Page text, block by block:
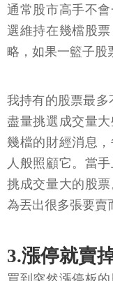
通常股市高手不
選維持在幾檔股
略，如果一籃子股
我持有的股票最多
盡量挑選成交量
幾檔的財經消息
人般照顧它。當
挑成交量大的股
為丟出很多張要賣
3.漲停就賣